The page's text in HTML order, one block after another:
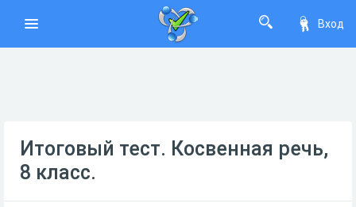
Вход
Итоговый тест. Косвенная речь,
8 класс.